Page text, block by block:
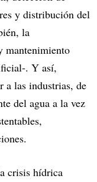
y distribución del
la
mantenimiento
. Y así,
a las industrias, de
del agua a la vez
crisis hídrica